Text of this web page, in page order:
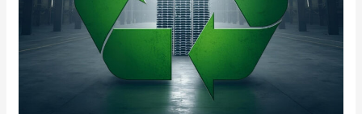
Dapat
Didaur
Ulang